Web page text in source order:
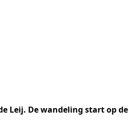
Leij. De wandeling start op de